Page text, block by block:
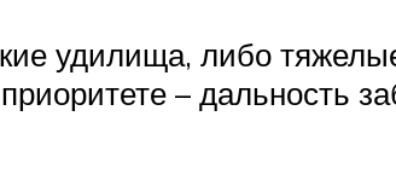
удилища, либо
– дальность